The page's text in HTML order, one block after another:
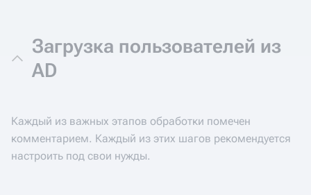
Загрузка пользователей из
AD
Каждый из важных этапов обработки помечен
комментарием. Каждый из этих шагов рекомендуется
настроить под свои нужды.